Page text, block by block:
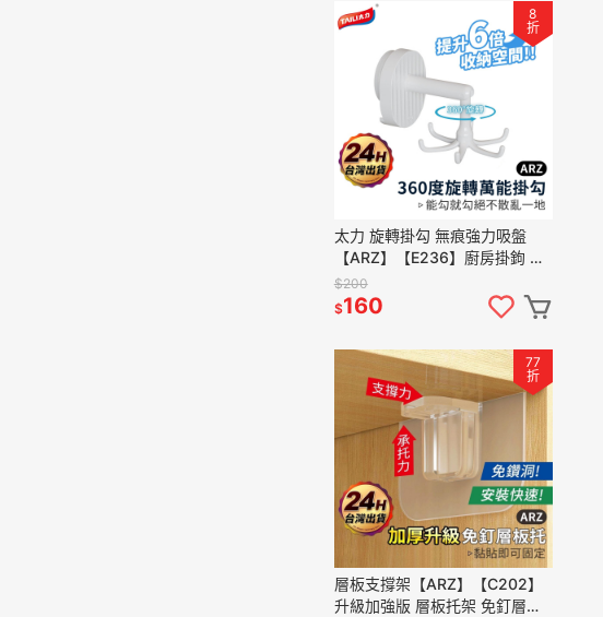
8
折
太力 旋轉掛勾 無痕強力吸盤
【ARZ】【E236】廚房掛鉤 六
爪掛勾 廚具吊掛收納 無痕掛勾
壁掛勾 浴室掛鉤 免釘掛勾
$200
$160
77
折
層板支撐架【ARZ】【C202】
升級加強版 層板托架 免釘層板